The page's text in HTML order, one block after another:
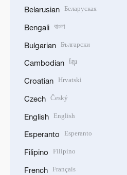
Belarusian Беларуская
Bengali বাংলা
Bulgarian Български
Cambodian ខ្មែរ
Croatian Hrvatski
Czech Český
English English
Esperanto Esperanto
Filipino Filipino
French Français